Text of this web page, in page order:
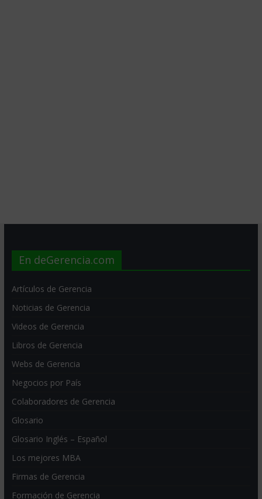
En deGerencia.com
Artículos de Gerencia
Noticias de Gerencia
Videos de Gerencia
Libros de Gerencia
Webs de Gerencia
Negocios por País
Colaboradores de Gerencia
Glosario
Glosario Inglés – Español
Los mejores MBA
Firmas de Gerencia
Formación de Gerencia